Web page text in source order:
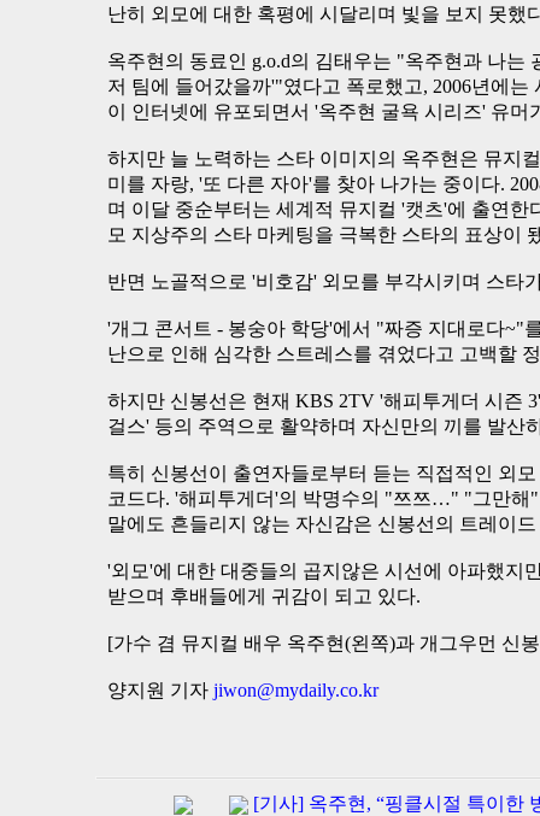
난히 외모에 대한 혹평에 시달리며 빛을 보지 못했
옥주현의 동료인 g.o.d의 김태우는 "옥주현과 나는
저 팀에 들어갔을까'"였다고 폭로했고, 2006년에
이 인터넷에 유포되면서 '옥주현 굴욕 시리즈' 유머
하지만 늘 노력하는 스타 이미지의 옥주현은 뮤지
미를 자랑, '또 다른 자아'를 찾아 나가는 중이다.
며 이달 중순부터는 세계적 뮤지컬 '캣츠'에 출연
모 지상주의 스타 마케팅을 극복한 스타의 표상이
반면 노골적으로 '비호감' 외모를 부각시키며 스타
'개그 콘서트 - 봉숭아 학당'에서 "짜증 지대로다~"
난으로 인해 심각한 스트레스를 겪었다고 고백할
하지만 신봉선은 현재 KBS 2TV '해피투게더 시즌
걸스' 등의 주역으로 활약하며 자신만의 끼를 발산
특히 신봉선이 출연자들로부터 듣는 직접적인 외
코드다. '해피투게더'의 박명수의 "쯔쯔…" "그만해
말에도 흔들리지 않는 자신감은 신봉선의 트레이
'외모'에 대한 대중들의 곱지않은 시선에 아파했지
받으며 후배들에게 귀감이 되고 있다.
[가수 겸 뮤지컬 배우 옥주현(왼쪽)과 개그우먼 신
양지원 기자 jiwon@mydaily.co.kr
[기사] 옥주현, “핑클시절 특이한